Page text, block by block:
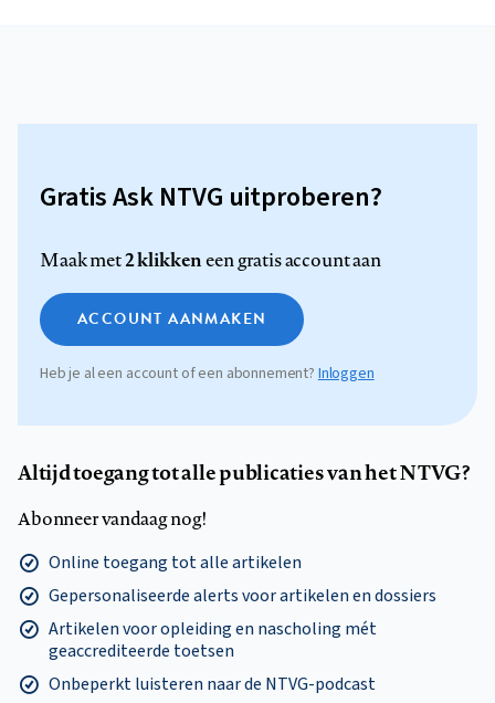
Gratis Ask NTVG uitproberen?
Maak met2 klikkeneen gratis account aan
ACCOUNT AANMAKEN
Heb je al een account of een abonnement? Inloggen
Altijd toegang tot alle publicaties van het NTVG?
Abonneer vandaag nog!
Online toegang tot alle artikelen
Gepersonaliseerde alerts voor artikelen en dossiers
Artikelen voor opleiding en nascholing mét
geaccrediteerde toetsen
Onbeperkt luisteren naar de NTVG-podcast